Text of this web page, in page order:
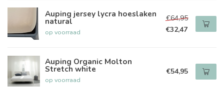
Auping jersey lycra hoeslaken
natural
op voorraad
€64,95
€32,47
Auping Organic Molton
Stretch white
op voorraad
€54,95